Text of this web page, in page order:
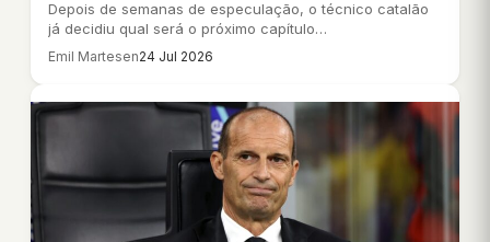
Depois de semanas de especulação, o técnico catalão
já decidiu qual será o próximo capítulo…
Emil Martesen24 Jul 2026